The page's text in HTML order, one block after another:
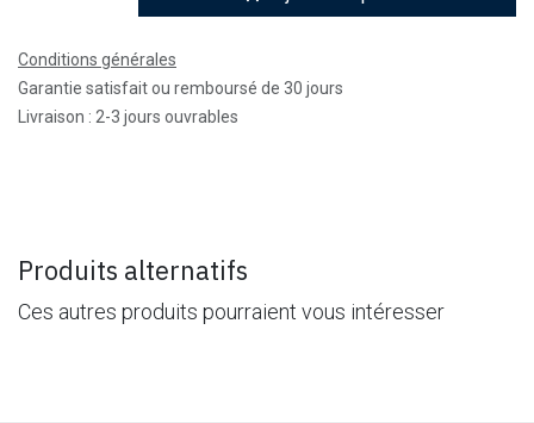
Conditions générales
Garantie satisfait ou remboursé de 30 jours
Livraison : 2-3 jours ouvrables
Produits alternatifs
Ces autres produits pourraient vous intéresser